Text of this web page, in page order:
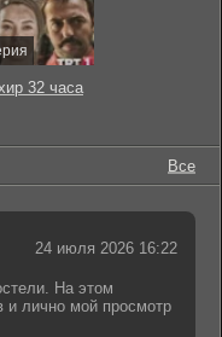
32 часа
Все
24 июля 2026 16:22
На этом
и лично мой просмотр